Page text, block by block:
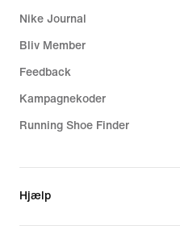
Nike Journal
Bliv Member
Feedback
Kampagnekoder
Running Shoe Finder
Hjælp